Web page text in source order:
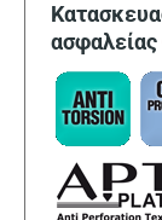
ασφαλείας